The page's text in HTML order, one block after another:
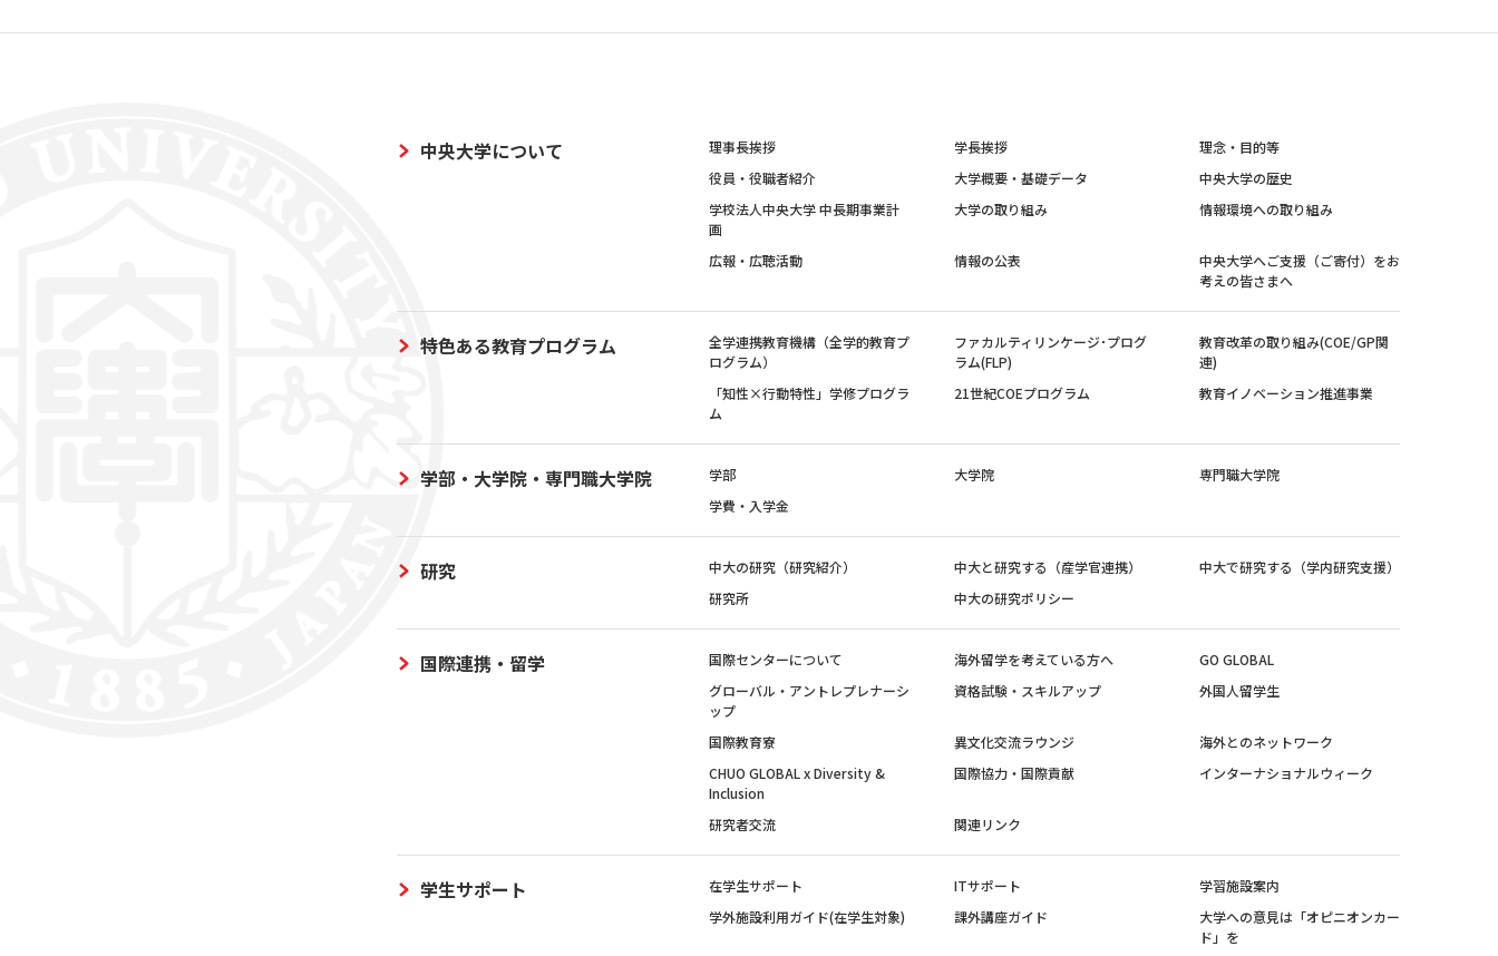
中央大学について 理事長挨拶 学長挨拶
理念・目的等
役員・役職者紹介
大学概要・基礎データ
中央大学の歴史
学校法人中央大学 中長期事業計
画
大学の取り組み 情報環境への取り組み
広報・広聴活動 情報の公表
中央大学へご支援（ご寄付）をお
考えの皆さまへ
特色ある教育プログラム
全学連携教育機構（全学的教育プ
ログラム）
ファカルティリンケージ･プログ
ラム(FLP)
教育改革の取り組み(COE/GP関
連)
「知性×行動特性」学修プログラ
ム
21世紀COEプログラム 教育イノベーション推進事業
学部・大学院・専門職大学院 学部 大学院
専門職大学院
学費・入学金
研究 中大の研究（研究紹介） 中大と研究する（産学官連携）
中大で研究する（学内研究支援）
研究所
中大の研究ポリシー
国際連携・留学 国際センターについて 海外留学を考えている方へ
GO GLOBAL
グローバル・アントレプレナーシ
ップ
資格試験・スキルアップ 外国人留学生
国際教育寮 異文化交流ラウンジ
海外とのネットワーク
CHUO GLOBAL x Diversity &
Inclusion
国際協力・国際貢献 インターナショナルウィーク
研究者交流 関連リンク
学生サポート 在学生サポート ITサポート
学習施設案内
学外施設利用ガイド(在学生対象)
課外講座ガイド
大学への意見は「オピニオンカー
ド」を